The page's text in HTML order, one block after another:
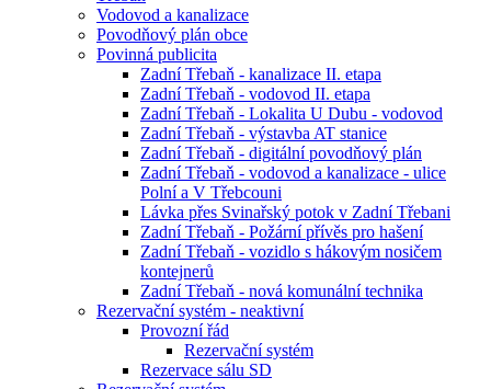
Vodovod a kanalizace
Povodňový plán obce
Povinná publicita
Zadní Třebaň - kanalizace II. etapa
Zadní Třebaň - vodovod II. etapa
Zadní Třebaň - Lokalita U Dubu - vodovod
Zadní Třebaň - výstavba AT stanice
Zadní Třebaň - digitální povodňový plán
Zadní Třebaň - vodovod a kanalizace - ulice
Polní a V Třebcouni
Lávka přes Svinařský potok v Zadní Třebani
Zadní Třebaň - Požární přívěs pro hašení
Zadní Třebaň - vozidlo s hákovým nosičem
kontejnerů
Zadní Třebaň - nová komunální technika
Rezervační systém - neaktivní
Provozní řád
Rezervační systém
Rezervace sálu SD